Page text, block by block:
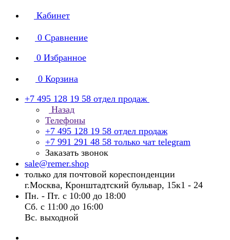
Кабинет
0 Сравнение
0 Избранное
0 Корзина
+7 495 128 19 58 отдел продаж
Назад
Телефоны
+7 495 128 19 58 отдел продаж
+7 991 291 48 58 только чат telegram
Заказать звонок
sale@remer.shop
только для почтовой кореспонденции
г.Москва, Кронштадтский бульвар, 15к1 - 24
Пн. - Пт. с 10:00 до 18:00
Сб. с 11:00 до 16:00
Вс. выходной